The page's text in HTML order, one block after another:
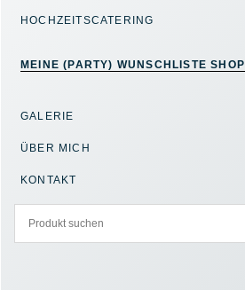
HOCHZEITSCATERING
MEINE (PARTY) WUNSCHLISTE SHOP
GALERIE
ÜBER MICH
KONTAKT